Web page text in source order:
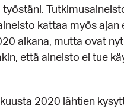
kattaa myös ajan
aikana, mutta ovat
että aineisto ei tue
2020 lähtien